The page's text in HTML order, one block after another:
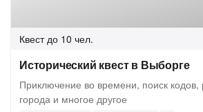
Квест до 10 чел.
Исторический квест в Выборге
Приключение во времени, поиск кодов,
города и многое другое